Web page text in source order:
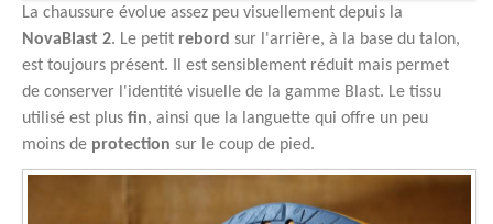
La chaussure évolue assez peu visuellement depuis la
NovaBlast 2. Le petit rebord sur l'arrière, à la base du talon,
est toujours présent. Il est sensiblement réduit mais permet
de conserver l'identité visuelle de la gamme Blast. Le tissu
utilisé est plus fin, ainsi que la languette qui offre un peu
moins de protection sur le coup de pied.